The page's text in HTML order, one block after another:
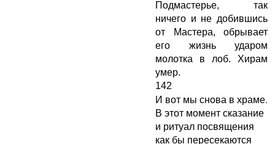
Подмастерье, так
ничего и не добившись
от Мастера, обрывает
его жизнь ударом
молотка в лоб. Хирам
умер.
142
И вот мы снова в храме.
В этот момент сказание
и ритуал посвящения
как бы пересекаются